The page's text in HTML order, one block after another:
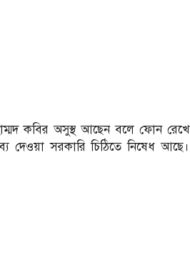
কবির অসুস্থ আছেন বলে ফোন রেখে
দেওয়া সরকারি চিঠিতে নিষেধ আছে।